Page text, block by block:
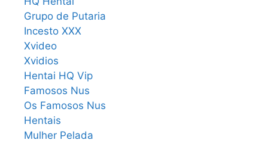
Grupo de Putaria
Incesto XXX
Xvideo
Xvidios
Hentai HQ Vip
Famosos Nus
Os Famosos Nus
Hentais
Mulher Pelada